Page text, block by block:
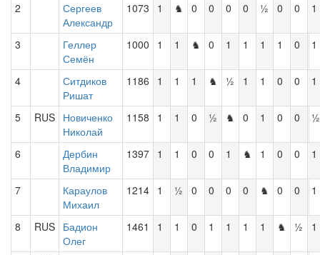
2
Сергеев
Александр
1073 1 ♞ 0 0 0 0 ½ 0 0 1
3
Геллер
Семён
1000 1 1 ♞ 0 1 1 1 1 0 1
4
Ситдиков
Ришат
1186 1 1 1 ♞ ½ 1 1 0 0 1
5 RUS Новиченко
Николай
1158 1 1 0 ½ ♞ 0 1 0 0 ½
6
Дербин
Владимир
1397 1 1 0 0 1 ♞ 1 0 0 1
7
Караулов
Михаил
1214 1 ½ 0 0 0 0 ♞ 0 0 1
8 RUS Бадион
Олег
1461 1 1 0 1 1 1 1 ♞ ½ 1